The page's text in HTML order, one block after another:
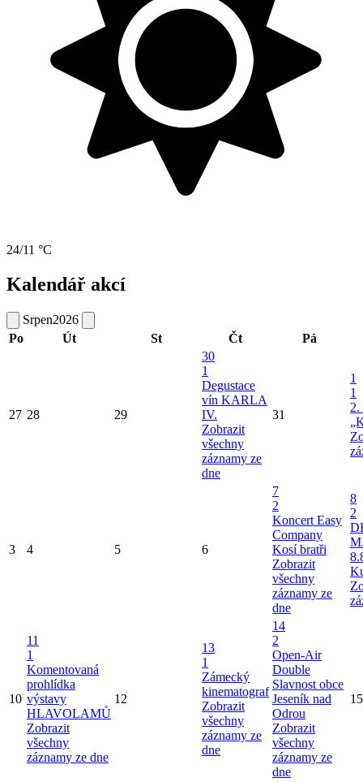
24/11 °C
Kalendář akcí
Srpen2026
Po
Út St Čt Pá
27 28 29
30
1
Degustace
vín KARLA
IV.
Zobrazit
všechny
záznamy ze
dne
31
1
1
2.
3 4 5 6
7
2
Koncert Easy
Company
Kosí bratři
Zobrazit
všechny
záznamy ze
dne
8
2
10
11
1
Komentovaná
prohlídka
výstavy
HLAVOLAMŮ
Zobrazit
všechny
záznamy ze dne
12
13
1
Zámecký
kinematograf
Zobrazit
všechny
záznamy ze
dne
14
2
Open-Air
Double
Slavnost obce
Jeseník nad
Odrou
Zobrazit
všechny
záznamy ze
dne
15